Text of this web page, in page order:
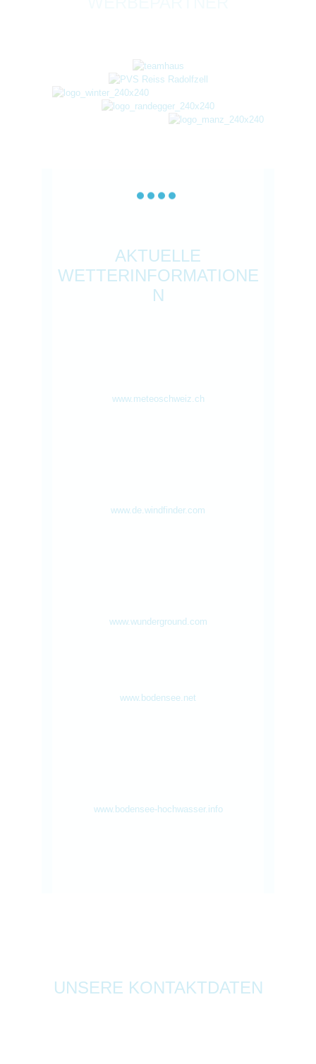
AKTUELLE
WETTERINFORMATIONE
N
www.meteoschweiz.ch
www.de.windfinder.com
www.wunderground.com
www.bodensee.net
www.bodensee-hochwasser.info
UNSERE KONTAKTDATEN